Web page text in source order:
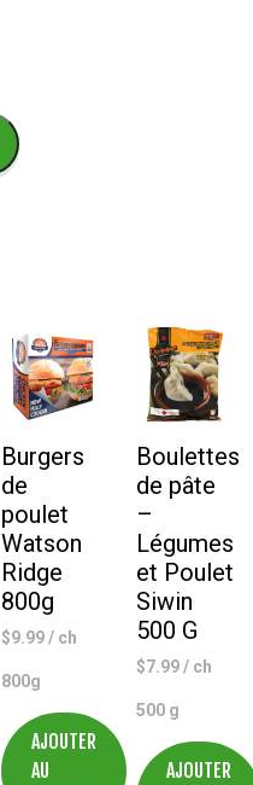
Burgers
de
poulet
Watson
Ridge
800g
$9.99/ ch
800g
AJOUTER
AU
Boulettes
de pâte
–
Légumes
et Poulet
Siwin
500 G
$7.99/ ch
500 g
AJOUTER